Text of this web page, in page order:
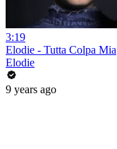
3:19
Elodie - Tutta Colpa Mia
Elodie
9 years ago